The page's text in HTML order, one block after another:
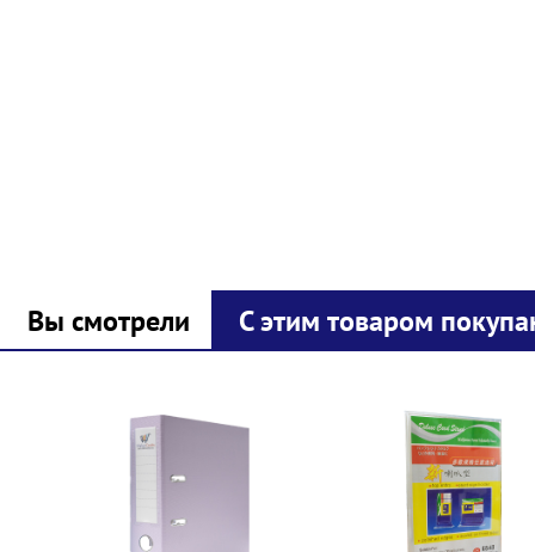
Вы смотрели С этим товаром